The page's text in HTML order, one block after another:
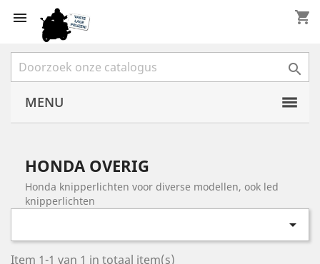
 shopping_cart

MENU
HONDA OVERIG
Honda knipperlichten voor diverse modellen, ook led
knipperlichten

Item 1-1 van 1 in totaal item(s)